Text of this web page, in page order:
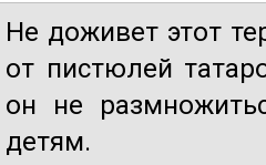
Не доживет этот
от пистюлей
он не
детям.